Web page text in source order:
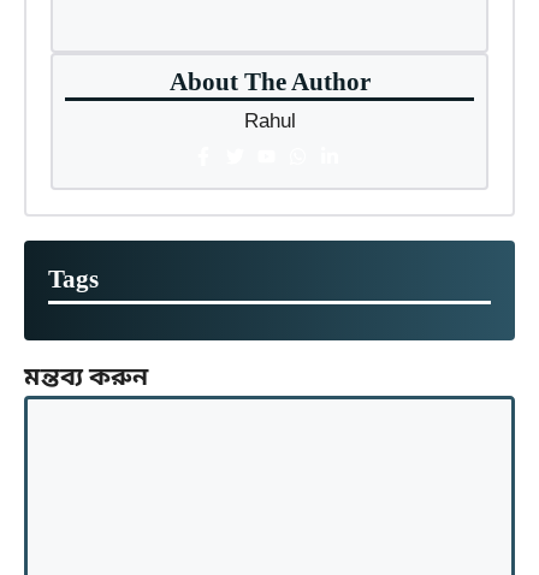
About The Author
Rahul
Tags
মন্তব্য করুন
মন্তব্য